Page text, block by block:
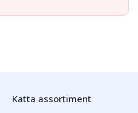
Katta assortiment